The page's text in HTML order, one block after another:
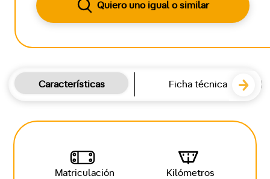
Quiero uno igual o similar
Características Ficha técnica
Matriculación
Kilómetros